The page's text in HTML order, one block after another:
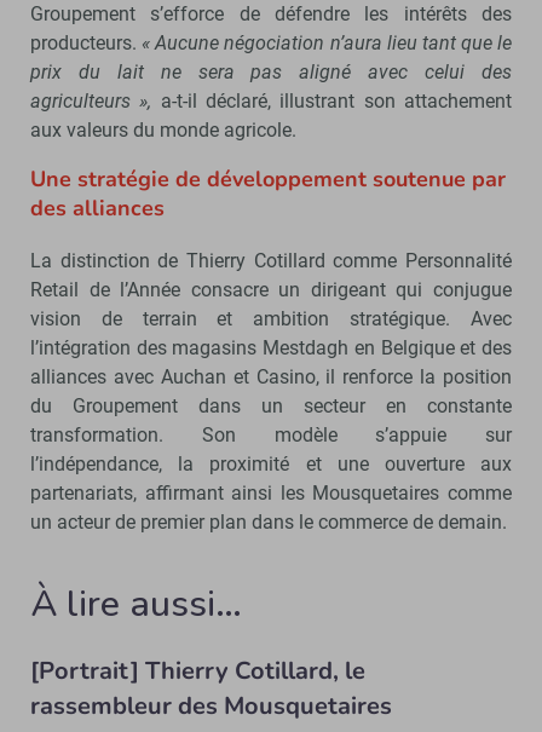
Groupement s’efforce de défendre les intérêts des
producteurs. « Aucune négociation n’aura lieu tant que le
prix du lait ne sera pas aligné avec celui des
agriculteurs », a-t-il déclaré, illustrant son attachement
aux valeurs du monde agricole.
Une stratégie de développement soutenue par
des alliances
La distinction de Thierry Cotillard comme Personnalité
Retail de l’Année consacre un dirigeant qui conjugue
vision de terrain et ambition stratégique. Avec
l’intégration des magasins Mestdagh en Belgique et des
alliances avec Auchan et Casino, il renforce la position
du Groupement dans un secteur en constante
transformation. Son modèle s’appuie sur
l’indépendance, la proximité et une ouverture aux
partenariats, affirmant ainsi les Mousquetaires comme
un acteur de premier plan dans le commerce de demain.
À lire aussi…
[Portrait] Thierry Cotillard, le
rassembleur des Mousquetaires